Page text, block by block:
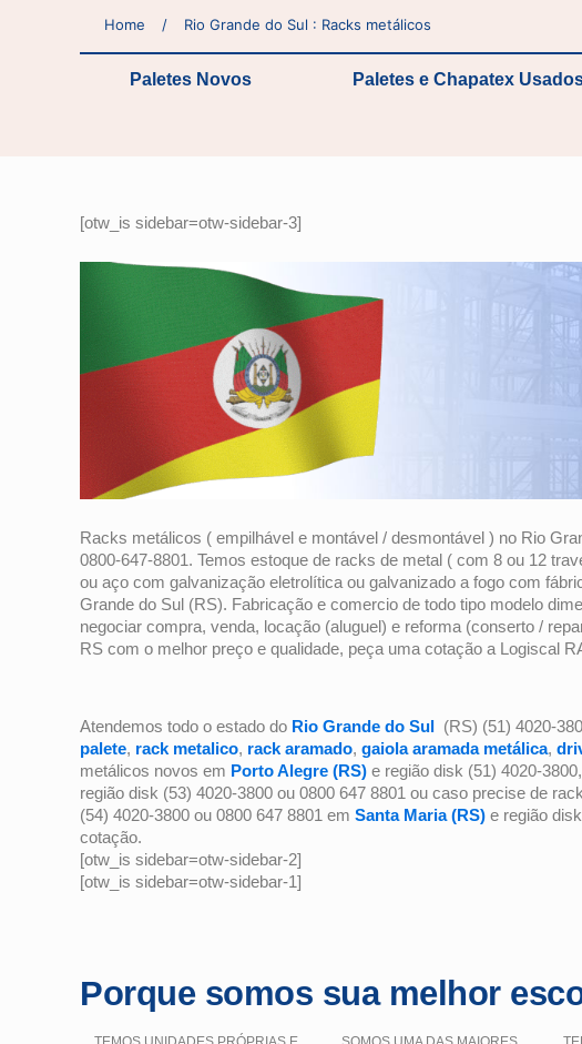
Home / Rio Grande do Sul : Racks metálicos
Paletes Novos Paletes e Chapatex
[otw_is sidebar=otw-sidebar-3]
Racks metálicos ( empilhável e montável / desmontável ) no Rio
0800-647-8801. Temos estoque de racks de metal ( com 8 ou 12
ou aço com galvanização eletrolítica ou galvanizado a fogo com
Grande do Sul (RS). Fabricação e comercio de todo tipo modelo
negociar compra, venda, locação (aluguel) e reforma (conserto /
RS com o melhor preço e qualidade, peça uma cotação a Logiscal
Atendemos todo o estado do Rio Grande do Sul (RS) (51) 4020-
palete, rack metalico, rack aramado, gaiola aramada metálica,
metálicos novos em Porto Alegre (RS) e região disk (51) 4020-
região disk (53) 4020-3800 ou 0800 647 8801 ou caso precise de
(54) 4020-3800 ou 0800 647 8801 em Santa Maria (RS) e região
cotação.
[otw_is sidebar=otw-sidebar-2]
[otw_is sidebar=otw-sidebar-1]
Porque somos sua melhor